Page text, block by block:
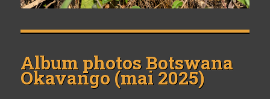
Album photosBotswana
Okavango (mai 2025)